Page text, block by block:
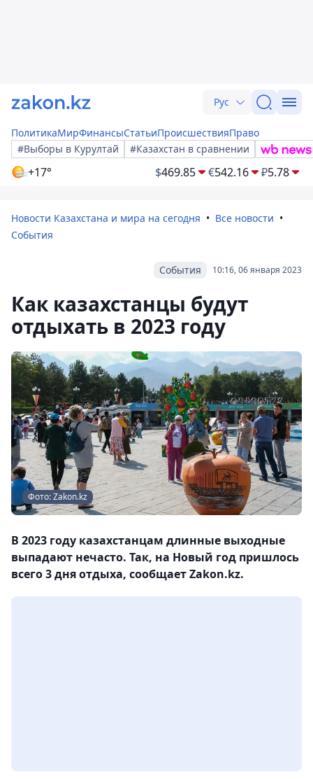
Рус
ПолитикаМирФинансыСтатьиПроисшествияПраво
#Выборы в Курултай
#Казахстан в сравнении
+17° $469.85 €542.16 ₽5.78
Новости Казахстана и мира на сегодня
Все новости
События
10:16, 06 января 2023
События
Как казахстанцы будут
отдыхать в 2023 году
Фото: Zakon.kz
В 2023 году казахстанцам длинные выходные
выпадают нечасто. Так, на Новый год пришлось
всего 3 дня отдыха, сообщает Zakon.kz.